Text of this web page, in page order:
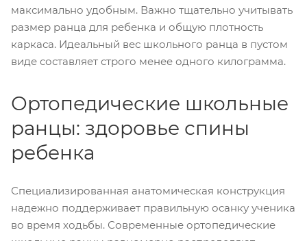
максимально удобным. Важно тщательно учитывать
размер ранца для ребенка и общую плотность
каркаса. Идеальный вес школьного ранца в пустом
виде составляет строго менее одного килограмма.
Ортопедические школьные
ранцы: здоровье спины
ребенка
Специализированная анатомическая конструкция
надежно поддерживает правильную осанку ученика
во время ходьбы. Современные ортопедические